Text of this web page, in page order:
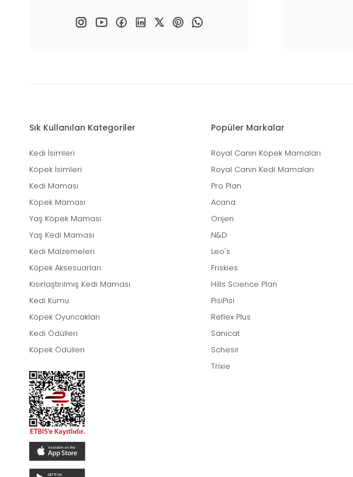
Sık Kullanılan Kategoriler
Kedi İsimleri
Köpek İsimleri
Kedi Maması
Köpek Maması
Yaş Köpek Maması
Yaş Kedi Maması
Kedi Malzemeleri
Köpek Aksesuarları
Kısırlaştırılmış Kedi Maması
Kedi Kumu
Köpek Oyuncakları
Kedi Ödülleri
Köpek Ödülleri
Popüler Markalar
Royal Canin Köpek Mamaları
Royal Canin Kedi Mamaları
Pro Plan
Acana
Orijen
N&D
Leo's
Friskies
Hills Science Plan
PisiPisi
Reflex Plus
Sanicat
Schesir
Trixie